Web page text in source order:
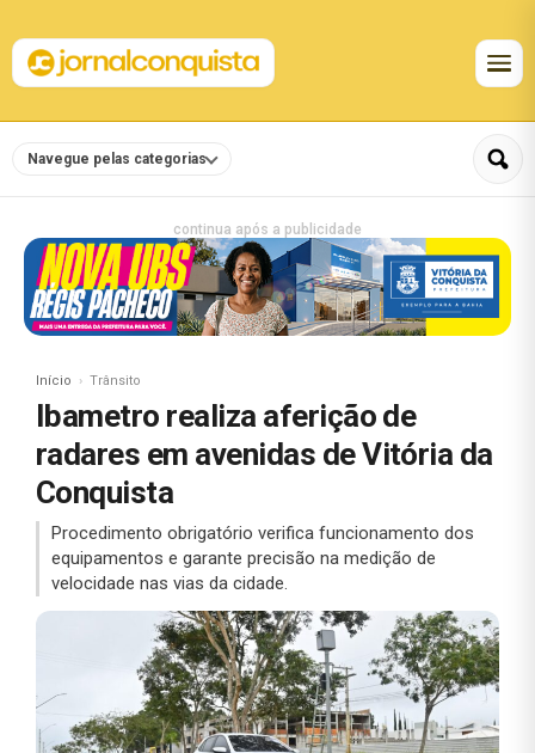
Navegue pelas categorias
continua após a publicidade
Início Trânsito
Ibametro realiza aferição de
radares em avenidas de Vitória da
Conquista
Procedimento obrigatório verifica funcionamento dos
equipamentos e garante precisão na medição de
velocidade nas vias da cidade.